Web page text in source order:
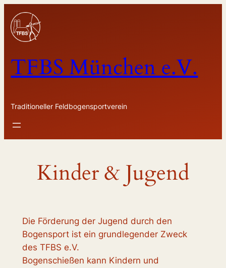
Zum
Inhalt
springen
TFBS München e.V.
Traditioneller Feldbogensportverein
Kinder & Jugend
Die Förderung der Jugend durch den
Bogensport ist ein grundlegender Zweck
des TFBS e.V.
Bogenschießen kann Kindern und